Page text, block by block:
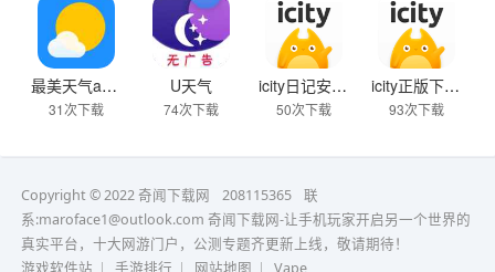
最美天气app2025年新版
31次下载
U天气
74次下载
icity日记安卓版
50次下载
icity正版下载2025
93次下载
Copyright © 2022 奇闻下载网 208115365
联
系:maroface1@outlook.com 奇闻下载网-让手机玩家开启另一个世界的
真实平台，十大网游门户，公测专题齐更新上线，敬请期待！